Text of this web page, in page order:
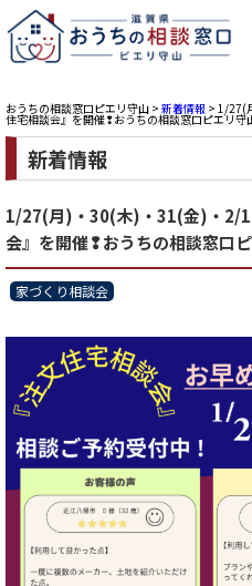
おうちの相談窓口ピエリ守山 > 新着情報 > 1/27(
住宅相談会』を開催❢おうちの相談窓口ピエリ守
新着情報
1/27(月)・30(木)・31(金)・2/
会』を開催❢おうちの相談窓口
家づくり相談会